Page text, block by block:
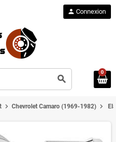
search
person Connexion
0
chevron_right Chevrolet Camaro (1969-1982) chevron_right